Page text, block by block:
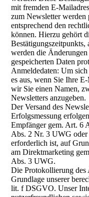
mit fremden E-
zum Newsletter
entsprechend den
können. Hierzu gehört
Bestätigungszeitpunkts,
werden die
gespeicherten Daten
Anmeldedaten: Um
es aus, wenn Sie Ihre
wir Sie einen Namen,
Newsletters anzugeben.
Der Versand des
Erfolgsmessung
Empfänger gem. Art. 6
Abs. 2 Nr. 3 UWG
erforderlich ist, auf
am Direktmarketing
Abs. 3 UWG.
Die Protokollierung des
Grundlage unserer
lit. f DSGVO. Unser